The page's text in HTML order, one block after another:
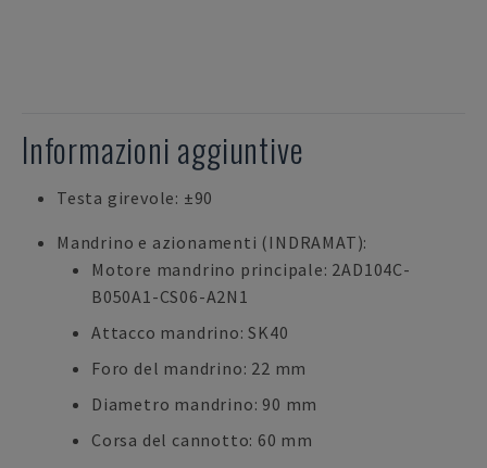
Informazioni aggiuntive
Testa girevole: ±90
Mandrino e azionamenti (INDRAMAT):
Motore mandrino principale: 2AD104C-
B050A1-CS06-A2N1
Attacco mandrino: SK40
Foro del mandrino: 22 mm
Diametro mandrino: 90 mm
Corsa del cannotto: 60 mm